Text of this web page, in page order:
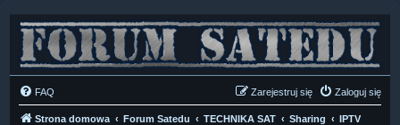
FAQ Zaloguj się
Zarejestruj się
Strona domowa Forum Satedu TECHNIKA SAT Sharing IPTV